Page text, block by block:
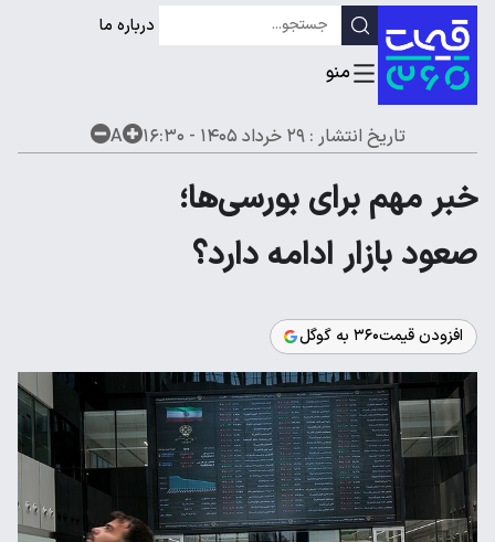
درباره ما
تاریخ انتشار :۲۹ خرداد ۱۴۰۵ - ۱۶:۳۰ A
خبر مهم برای بورسی‌ها؛
صعود بازار ادامه دارد؟
افزودن قیمت۳۶۰ به گوگل